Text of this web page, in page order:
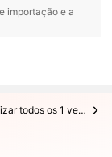
importação e a
Visualizar todos os 1 vendedores